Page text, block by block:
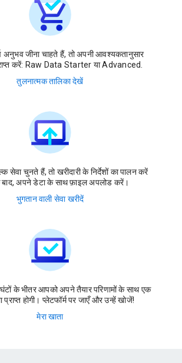
अनुभव जीना चाहते हैं, तो अपनी आवश्यकतानुसार
करें: Raw Data Starter या Advanced.
तुलनात्मक तालिका देखें
सेवा चुनते हैं, तो खरीदारी के निर्देशों का पालन करें
अपने डेटा के साथ फ़ाइल अपलोड करें।
भुगतान वाली सेवा खरीदें
के भीतर आपको अपने तैयार परिणामों के साथ एक
होगी। प्लेटफॉर्म पर जाएँ और उन्हें खोजें!
मेरा खाता